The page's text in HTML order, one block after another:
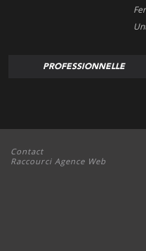
PROFESSIONNELLE
Contact
Raccourci Agence Web